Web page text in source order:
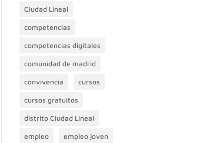
Ciudad Lineal
competencias
competencias digitales
comunidad de madrid
convivencia cursos
cursos gratuitos
distrito Ciudad Lineal
empleo empleo joven